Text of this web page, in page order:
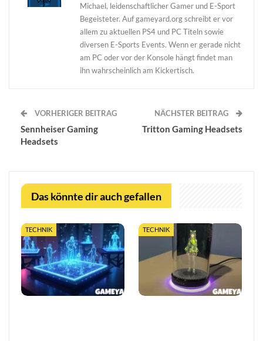
Michael, leidenschaftlicher Gamer und E-Sport
Begeisteter. Auf gameyard.org schreibt er vor
allem zu aktuellen PS4 und PC Titeln sowie
diversen E-Sports Events. Wenn er gerade nicht
am PC oder vor der Konsole hängt findet man
ihn wahrscheinlich am Kickertisch.
VORHERIGER BEITRAG
Sennheiser Gaming
Headsets
NÄCHSTER BEITRAG
Tritton Gaming Headsets
Das könnte dir auch gefallen
TECHNIK TECHNIK